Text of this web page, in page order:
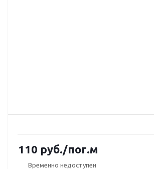
110 руб./пог.м
Временно недоступен